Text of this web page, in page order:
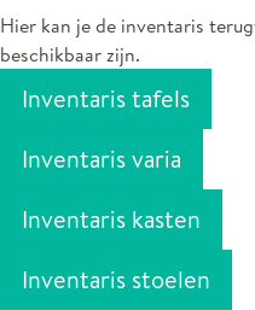
Hier kan je de inventaris
beschikbaar zijn.
Inventaris tafels
Inventaris varia
Inventaris kasten
Inventaris stoelen